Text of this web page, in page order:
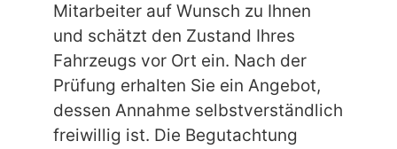
Mitarbeiter auf Wunsch zu Ihnen
und schätzt den Zustand Ihres
Fahrzeugs vor Ort ein. Nach der
Prüfung erhalten Sie ein Angebot,
dessen Annahme selbstverständlich
freiwillig ist. Die Begutachtung